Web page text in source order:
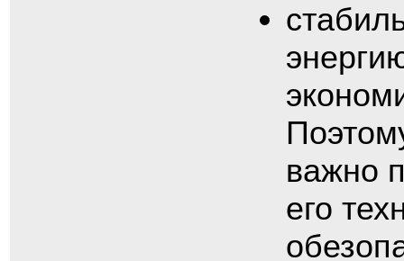
важно
его